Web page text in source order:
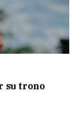
su trono